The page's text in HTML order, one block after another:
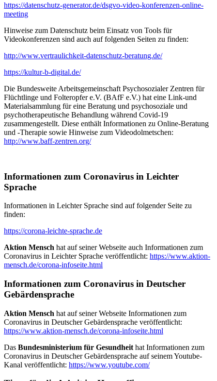
https://datenschutz-generator.de/dsgvo-video-konferenzen-online-
meeting
Hinweise zum Datenschutz beim Einsatz von Tools für
Videokonferenzen sind auch auf folgenden Seiten zu finden:
http://www.vertraulichkeit-datenschutz-beratung.de/
https://kultur-b-digital.de/
Die Bundesweite Arbeitsgemeinschaft Psychosozialer Zentren für
Flüchtlinge und Folteropfer e.V. (BAfF e.V.) hat eine Link-und
Materialsammlung für eine Beratung und psychosoziale und
psychotherapeutische Behandlung während Covid-19
zusammengestellt. Diese enthält Informationen zu Online-Beratung
und -Therapie sowie Hinweise zum Videodolmetschen:
http://www.baff-zentren.org/
Informationen zum Coronavirus in Leichter
Sprache
Informationen in Leichter Sprache sind auf folgender Seite zu
finden:
https://corona-leichte-sprache.de
Aktion Mensch hat auf seiner Webseite auch Informationen zum
Coronavirus in Leichter Sprache veröffentlicht: https://www.aktion-
mensch.de/corona-infoseite.html
Informationen zum Coronavirus in Deutscher
Gebärdensprache
Aktion Mensch hat auf seiner Webseite Informationen zum
Coronavirus in Deutscher Gebärdensprache veröffentlicht:
https://www.aktion-mensch.de/corona-infoseite.html
Das Bundesministerium für Gesundheit hat Informationen zum
Coronavirus in Deutscher Gebärdensprache auf seinem Youtube-
Kanal veröffentlicht: https://www.youtube.com/